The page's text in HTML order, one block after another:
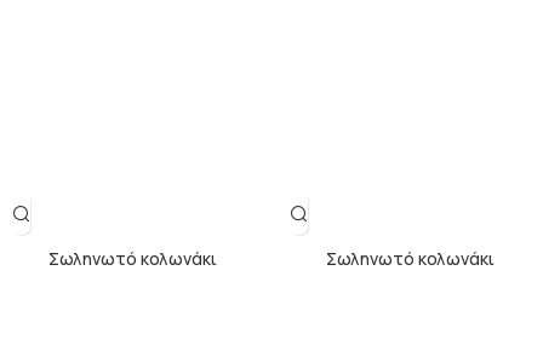
Σωληνωτό κολωνάκι Σωληνωτό κολωνάκι